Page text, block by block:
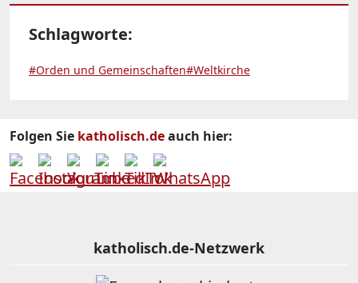
Schlagworte:
#Orden und Gemeinschaften#Weltkirche
Folgen Sie katholisch.deauch hier:
katholisch.de-Netzwerk